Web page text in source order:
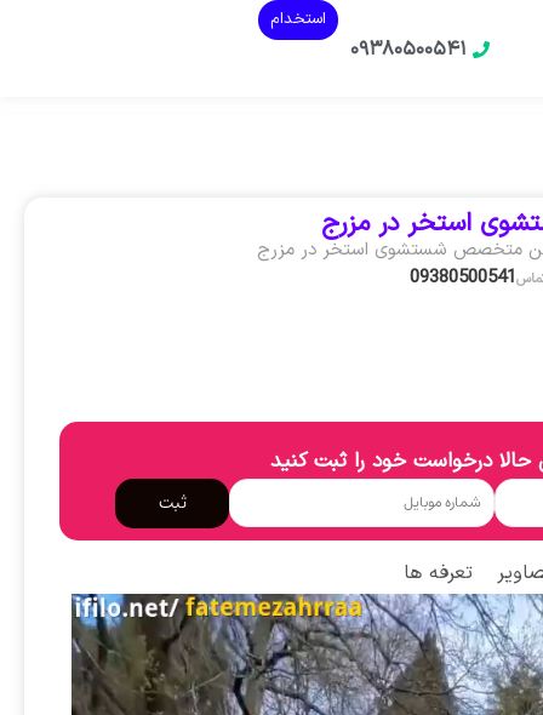
۰۹۳۸۰۵۰۰۵۴۱
استخدام
استخر در مزرج
متخصص شستشوی استخر در مزرج
09380500541
درخواست خود را ثبت کنید
ثبت
تعرفه ها